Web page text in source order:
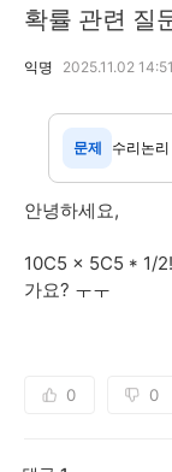
확률 관련 질
익명 2025.11.02 14:51
문제
안녕하세요,
10C5 x 5C5 * 1/
가요? ㅜㅜ
0 0